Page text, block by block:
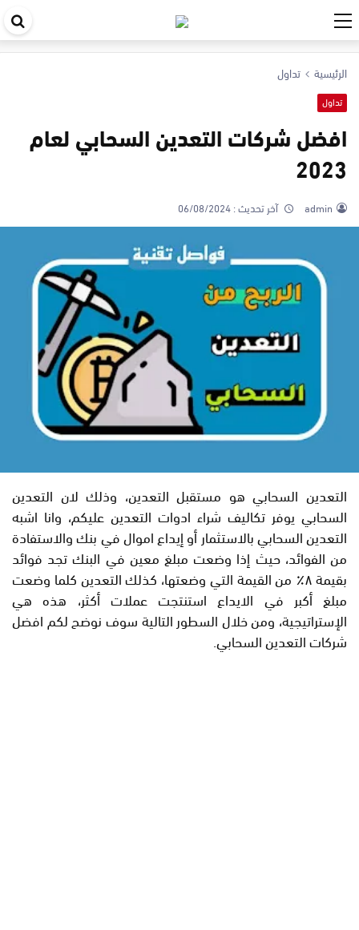
الرئيسية تداول
تداول
افضل شركات التعدين السحابي لعام
2023
admin آخر تحديث :06/08/2024
التعدين السحابي هو مستقبل التعدين، وذلك لان التعدين
السحابي يوفر تكاليف شراء ادوات التعدين عليكم، وانا اشبه
التعدين السحابي بالاستثمار أو إيداع اموال في بنك والاستفادة
من الفوائد، حيث إذا وضعت مبلغ معين في البنك تجد فوائد
بقيمة ٨٪ من القيمة التي وضعتها، كذلك التعدين كلما وضعت
مبلغ أكبر في الايداع استنتجت عملات أكثر، هذه هي
الإستراتيجية، ومن خلال السطور التالية سوف نوضح لكم افضل
شركات التعدين السحابي.